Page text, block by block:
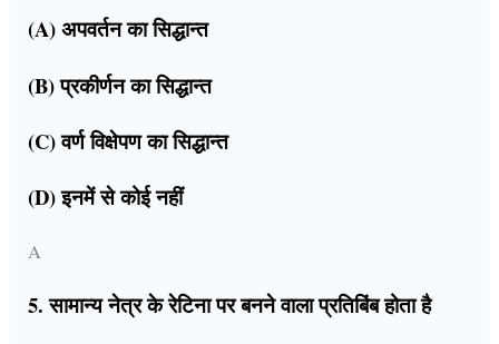
(A) अपवर्तन का सिद्धान्त
(B) प्रकीर्णन का सिद्धान्त
(C) वर्ण विक्षेपण का सिद्धान्त
(D) इनमें से कोई नहीं
A
5. सामान्य नेत्र के रेटिना पर बनने वाला प्रतिबिंब होता है